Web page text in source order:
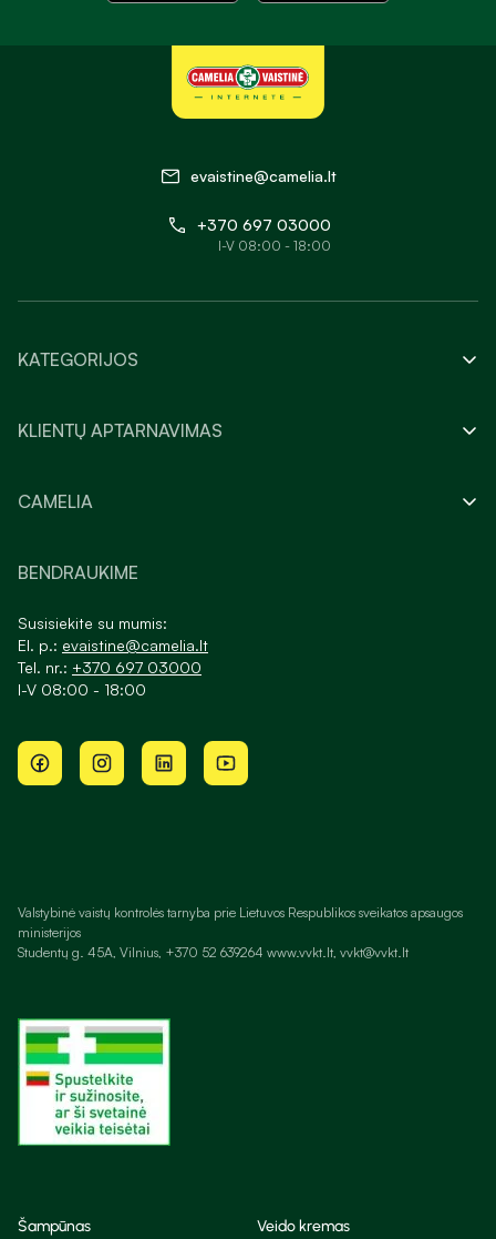
evaistine@camelia.lt
+370 697 03000
I-V 08:00 - 18:00
KATEGORIJOS
KLIENTŲ APTARNAVIMAS
CAMELIA
BENDRAUKIME
Susisiekite su mumis:
El. p.: evaistine@camelia.lt
Tel. nr.: +370 697 03000
I-V 08:00 - 18:00
Valstybinė vaistų kontrolės tarnyba prie Lietuvos Respublikos sveikatos apsaugos
ministerijos
Studentų g. 45A, Vilnius, +370 52 639264 www.vvkt.lt, vvkt@vvkt.lt
Šampūnas Veido kremas